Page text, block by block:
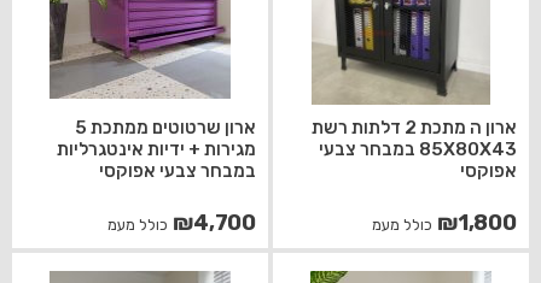
ארון ה מתכת 2 דלתות רשת
85X80X43 במבחר צבעי
אפוקסי
₪1,800 כולל מעמ
ארון שרטוטים ממתכת 5
מגירות + ידיות אינטגרליות
במבחר צבעי אפוקסי
₪4,700 כולל מעמ